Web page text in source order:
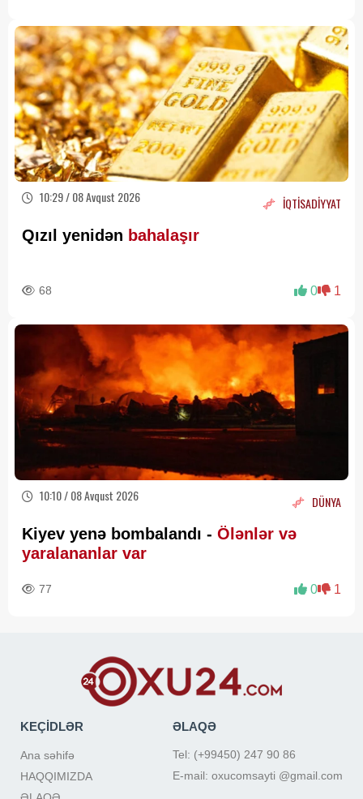
10:29 / 08 Avqust 2026 İQTİSADİYYAT
Qızıl yenidən bahalaşır
68 0 1
10:10 / 08 Avqust 2026 DÜNYA
Kiyev yenə bombalandı - Ölənlər və
yaralananlar var
77 0 1
KEÇİDLƏR
Ana səhifə
HAQQIMIZDA
ƏLAQƏ
Tel: (+99450) 247 90 86
E-mail: oxucomsayti @gmail.com